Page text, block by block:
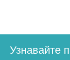
Узнавайте